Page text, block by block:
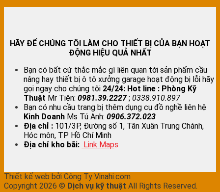
HÃY ĐỂ CHÚNG TÔI LÀM CHO THIẾT BỊ CỦA BẠN HOẠT
ĐỘNG HIỆU QUẢ NHẤT
Bạn có bất cứ thắc mắc gì liên quan tới sản phẩm cầu
nâng hay thiết bị ô tô xưởng garage hoạt động bị lỗi hãy
gọi ngay cho chúng tôi 24/24: Hot line : Phòng Kỹ
Thuật Mr Tiên: 0981.39.2227; 0338.910.897
Bạn có nhu cầu trang bị thêm dụng cụ đồ nghề liên hệ
Kinh Doanh Ms Tú Anh: 0906.372.023
Địa chỉ : 101/3P, Đường số 1, Tân Xuân Trung Chánh,
Hóc môn, TP Hồ Chí Minh
Địa chỉ kho bãi: Link Maps
Thiết kế web bởi Công Ty Vinahi.com
Copyright 2026 © Dịch vụ kỹ thuật All Rights Reserved.